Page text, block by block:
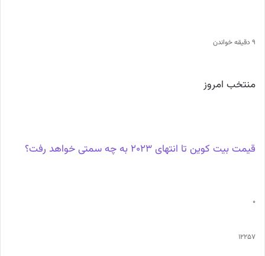
9 دقیقه خواندن
منتخب امروز
قیمت بیت کوین تا انتهای 2023 به چه سمتی خواهد رفت؟
0
12257